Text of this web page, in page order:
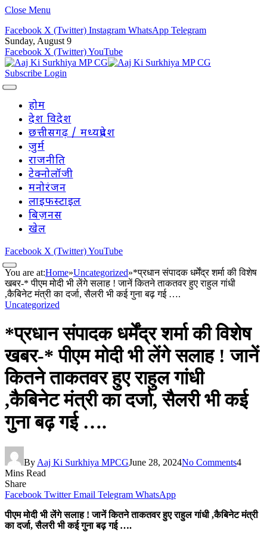
Close Menu
Facebook X (Twitter) Instagram WhatsApp Telegram
Sunday, August 9
Facebook X (Twitter)YouTube
Subscribe Login
होम
देश विदेश
छत्तीसगढ़ / मध्यप्रदेश
जुर्म
राजनीति
टेक्नोलॉजी
मनोरंजन
लाइफस्टाइल
बिज़नस
खेल
Facebook X (Twitter)YouTube
You are at:Home»Uncategorized»*प्रधान संपादक धर्मेंद्र शर्मा की विशेष
खबर-* पीएम मोदी भी लेंगे सलाह ! जानें कितने ताकतवर हुए राहुल गांधी
,कैबिनेट मंत्री का दर्जा, सैलरी भी कई गुना बढ़ गई ….
Uncategorized
*प्रधान संपादक धर्मेंद्र शर्मा की विशेष
खबर-* पीएम मोदी भी लेंगे सलाह ! जानें
कितने ताकतवर हुए राहुल गांधी
,कैबिनेट मंत्री का दर्जा, सैलरी भी कई
गुना बढ़ गई ….
By Aaj Ki Surkhiya MPCGJune 28, 2024No Comments4
Mins Read
Share
Facebook Twitter Email Telegram WhatsApp
पीएम मोदी भी लेंगे सलाह ! जानें कितने ताकतवर हुए राहुल गांधी ,कैबिनेट मंत्री
का दर्जा, सैलरी भी कई गुना बढ़ गई ….